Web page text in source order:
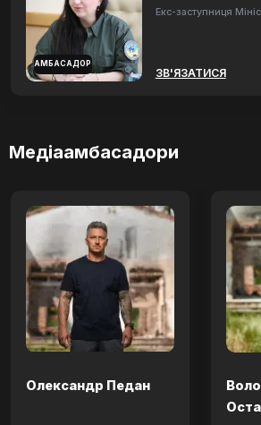
АМБАСАДОР
Екс-заступниця
ЗВ'ЯЗАТИСЯ
Медіаамбасадори
Олександр Педан